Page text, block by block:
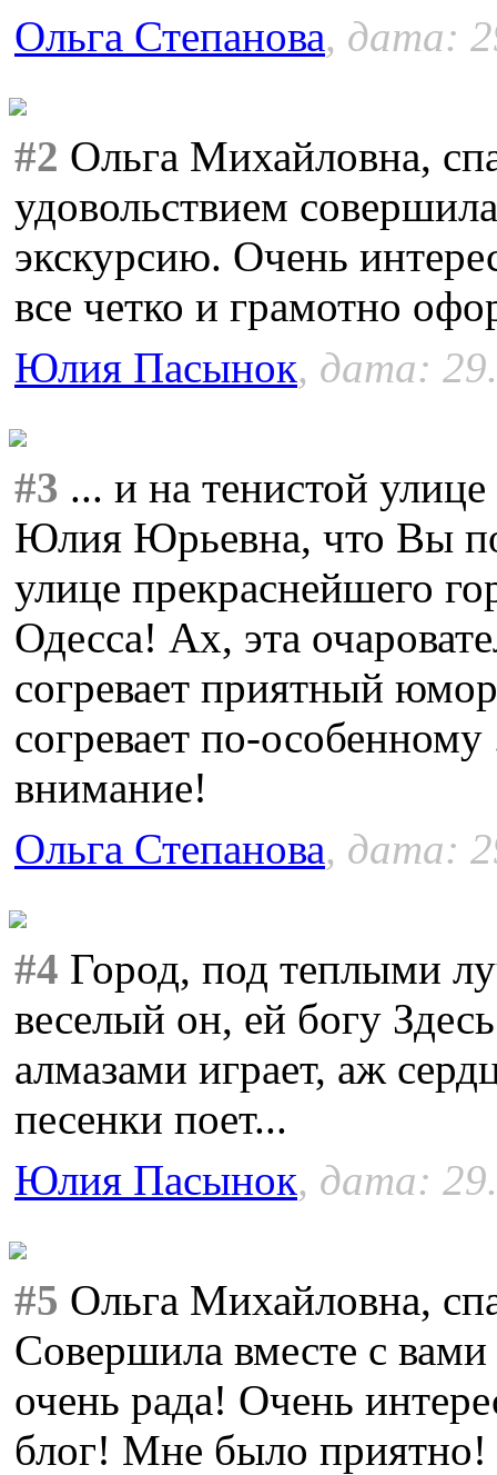
Ольга Степанова, дата:
#2 Ольга Михайловна,
удовольствием
экскурсию. Очень
все четко и грамотно
Юлия Пасынок, дата:
#3 ... и на тенистой
Юлия Юрьевна, что Вы
улице прекраснейшего
Одесса! Ах, эта
согревает приятный
согревает по-
внимание!
Ольга Степанова, дата:
#4 Город, под теплыми
веселый он, ей богу
алмазами играет, аж
песенки поет...
Юлия Пасынок, дата:
#5 Ольга Михайловна,
Совершила вместе с
очень рада! Очень
блог! Мне было